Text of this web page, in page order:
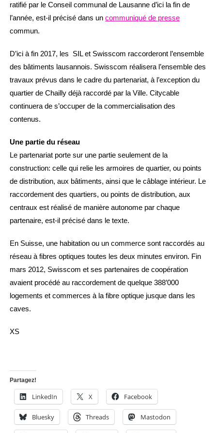
ratifié par le Conseil communal de Lausanne d’ici la fin de
l’année, est-il précisé dans un communiqué de presse
commun.
D’ici à fin 2017, les SIL et Swisscom raccorderont l’ensemble
des bâtiments lausannois. Swisscom réalisera l’ensemble des
travaux prévus dans le cadre du partenariat, à l’exception du
quartier de Chailly déjà raccordé par la Ville. Citycable
continuera de s’occuper de la commercialisation des
contenus.
Une partie du réseau
Le partenariat porte sur une partie seulement de la
construction: celle qui relie les armoires de quartier, ou points
de distribution, aux bâtiments, ainsi que le câblage intérieur. Le
raccordement des quartiers, ou points de distribution, aux
centraux est réalisé de manière autonome par chaque
partenaire, est-il précisé dans le texte.
En Suisse, une habitation ou un commerce sont raccordés au
réseau à fibres optiques toutes les deux minutes environ. Fin
mars 2012, Swisscom et ses partenaires de coopération
avaient procédé au raccordement de quelque 388’000
logements et commerces à la fibre optique jusque dans les
caves.
XS
Partagez!
LinkedIn X Facebook
Bluesky Threads Mastodon